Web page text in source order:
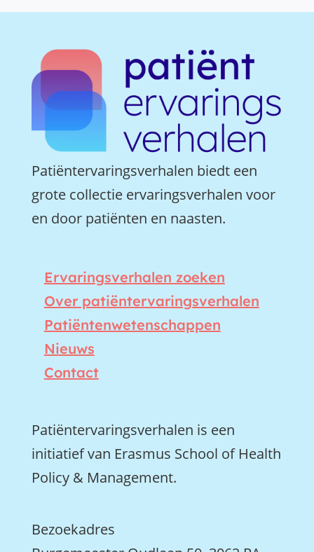
Patiëntervaringsverhalen biedt een
grote collectie ervaringsverhalen voor
en door patiënten en naasten.
Ervaringsverhalen zoeken
Over patiëntervaringsverhalen
Patiëntenwetenschappen
Nieuws
Contact
Patiëntervaringsverhalen is een
initiatief van Erasmus School of Health
Policy & Management.
Bezoekadres